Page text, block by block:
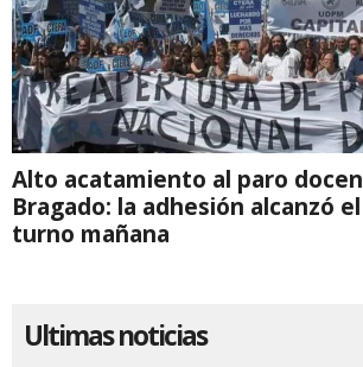
Alto acatamiento al paro
Bragado: la adhesión alcanzó
turno mañana
Ultimas noticias